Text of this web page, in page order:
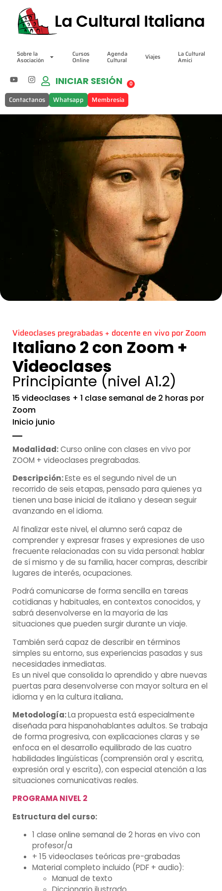
Sobre la
Asociación
Cursos
Online
Agenda
Cultural Viajes La Cultural
Amici
INICIAR SESIÓN 0
Contactanos Whatsapp Membresía
Videoclases pregrabadas + docente en vivo por Zoom
Italiano 2 con Zoom +
Videoclases
Principiante (nivel A1.2)
15 videoclases + 1 clase semanal de 2 horas por
Zoom
Inicio junio
Modalidad:Curso online con clases en vivo por
ZOOM + videoclases pregrabadas.
Descripción:Este es el segundo nivel de un
recorrido de seis etapas, pensado para quienes ya
tienen una base inicial de italiano y desean seguir
avanzando en el idioma.
Al finalizar este nivel, el alumno será capaz de
comprender y expresar frases y expresiones de uso
frecuente relacionadas con su vida personal: hablar
de sí mismo y de su familia, hacer compras, describir
lugares de interés, ocupaciones.
Podrá comunicarse de forma sencilla en tareas
cotidianas y habituales, en contextos conocidos, y
sabrá desenvolverse en la mayoría de las
situaciones que pueden surgir durante un viaje.
También será capaz de describir en términos
simples su entorno, sus experiencias pasadas y sus
necesidades inmediatas.
Es un nivel que consolida lo aprendido y abre nuevas
puertas para desenvolverse con mayor soltura en el
idioma y en la cultura italiana.
Metodología:La propuesta está especialmente
diseñada para hispanohablantes adultos. Se trabaja
de forma progresiva, con explicaciones claras y se
enfoca en el desarrollo equilibrado de las cuatro
habilidades lingüísticas (comprensión oral y escrita,
expresión oral y escrita), con especial atención a las
situaciones comunicativas reales.
PROGRAMA NIVEL 2
Estructura del curso:
1 clase online semanal de 2 horas en vivo con
profesor/a
+ 15 videoclases teóricas pre-grabadas
Material completo incluido (PDF + audio):
Manual de texto